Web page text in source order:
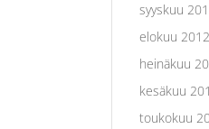
syyskuu
elokuu 2012
heinäkuu
kesäkuu
toukokuu